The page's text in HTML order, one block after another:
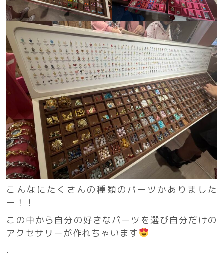
こんなにたくさんの種類のパーツかありました
ー！！
この中から自分の好きなパーツを選び自分だけの
アクセサリーが作れちゃいます
.